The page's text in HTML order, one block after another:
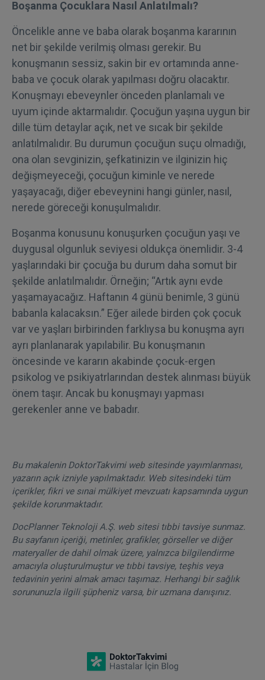
Boşanma Çocuklara Nasıl Anlatılmalı?
Öncelikle anne ve baba olarak boşanma kararının
net bir şekilde verilmiş olması gerekir. Bu
konuşmanın sessiz, sakin bir ev ortamında anne-
baba ve çocuk olarak yapılması doğru olacaktır.
Konuşmayı ebeveynler önceden planlamalı ve
uyum içinde aktarmalıdır. Çocuğun yaşına uygun bir
dille tüm detaylar açık, net ve sıcak bir şekilde
anlatılmalıdır. Bu durumun çocuğun suçu olmadığı,
ona olan sevginizin, şefkatinizin ve ilginizin hiç
değişmeyeceği, çocuğun kiminle ve nerede
yaşayacağı, diğer ebeveynini hangi günler, nasıl,
nerede göreceği konuşulmalıdır.
Boşanma konusunu konuşurken çocuğun yaşı ve
duygusal olgunluk seviyesi oldukça önemlidir. 3-4
yaşlarındaki bir çocuğa bu durum daha somut bir
şekilde anlatılmalıdır. Örneğin; “Artık aynı evde
yaşamayacağız. Haftanın 4 günü benimle, 3 günü
babanla kalacaksın.” Eğer ailede birden çok çocuk
var ve yaşları birbirinden farklıysa bu konuşma ayrı
ayrı planlanarak yapılabilir. Bu konuşmanın
öncesinde ve kararın akabinde çocuk-ergen
psikolog ve psikiyatrlarından destek alınması büyük
önem taşır. Ancak bu konuşmayı yapması
gerekenler anne ve babadır.
Bu makalenin DoktorTakvimi web sitesinde yayımlanması,
yazarın açık izniyle yapılmaktadır. Web sitesindeki tüm
içerikler, fikri ve sınai mülkiyet mevzuatı kapsamında uygun
şekilde korunmaktadır.
DocPlanner Teknoloji A.Ş. web sitesi tıbbi tavsiye sunmaz.
Bu sayfanın içeriği, metinler, grafikler, görseller ve diğer
materyaller de dahil olmak üzere, yalnızca bilgilendirme
amacıyla oluşturulmuştur ve tıbbi tavsiye, teşhis veya
tedavinin yerini almak amacı taşımaz. Herhangi bir sağlık
sorununuzla ilgili şüpheniz varsa, bir uzmana danışınız.